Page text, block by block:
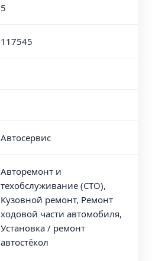
5
117545
Автосервис
Авторемонт и
техобслуживание (СТО),
Кузовной ремонт, Ремонт
ходовой части автомобиля,
Установка / ремонт
автостёкол